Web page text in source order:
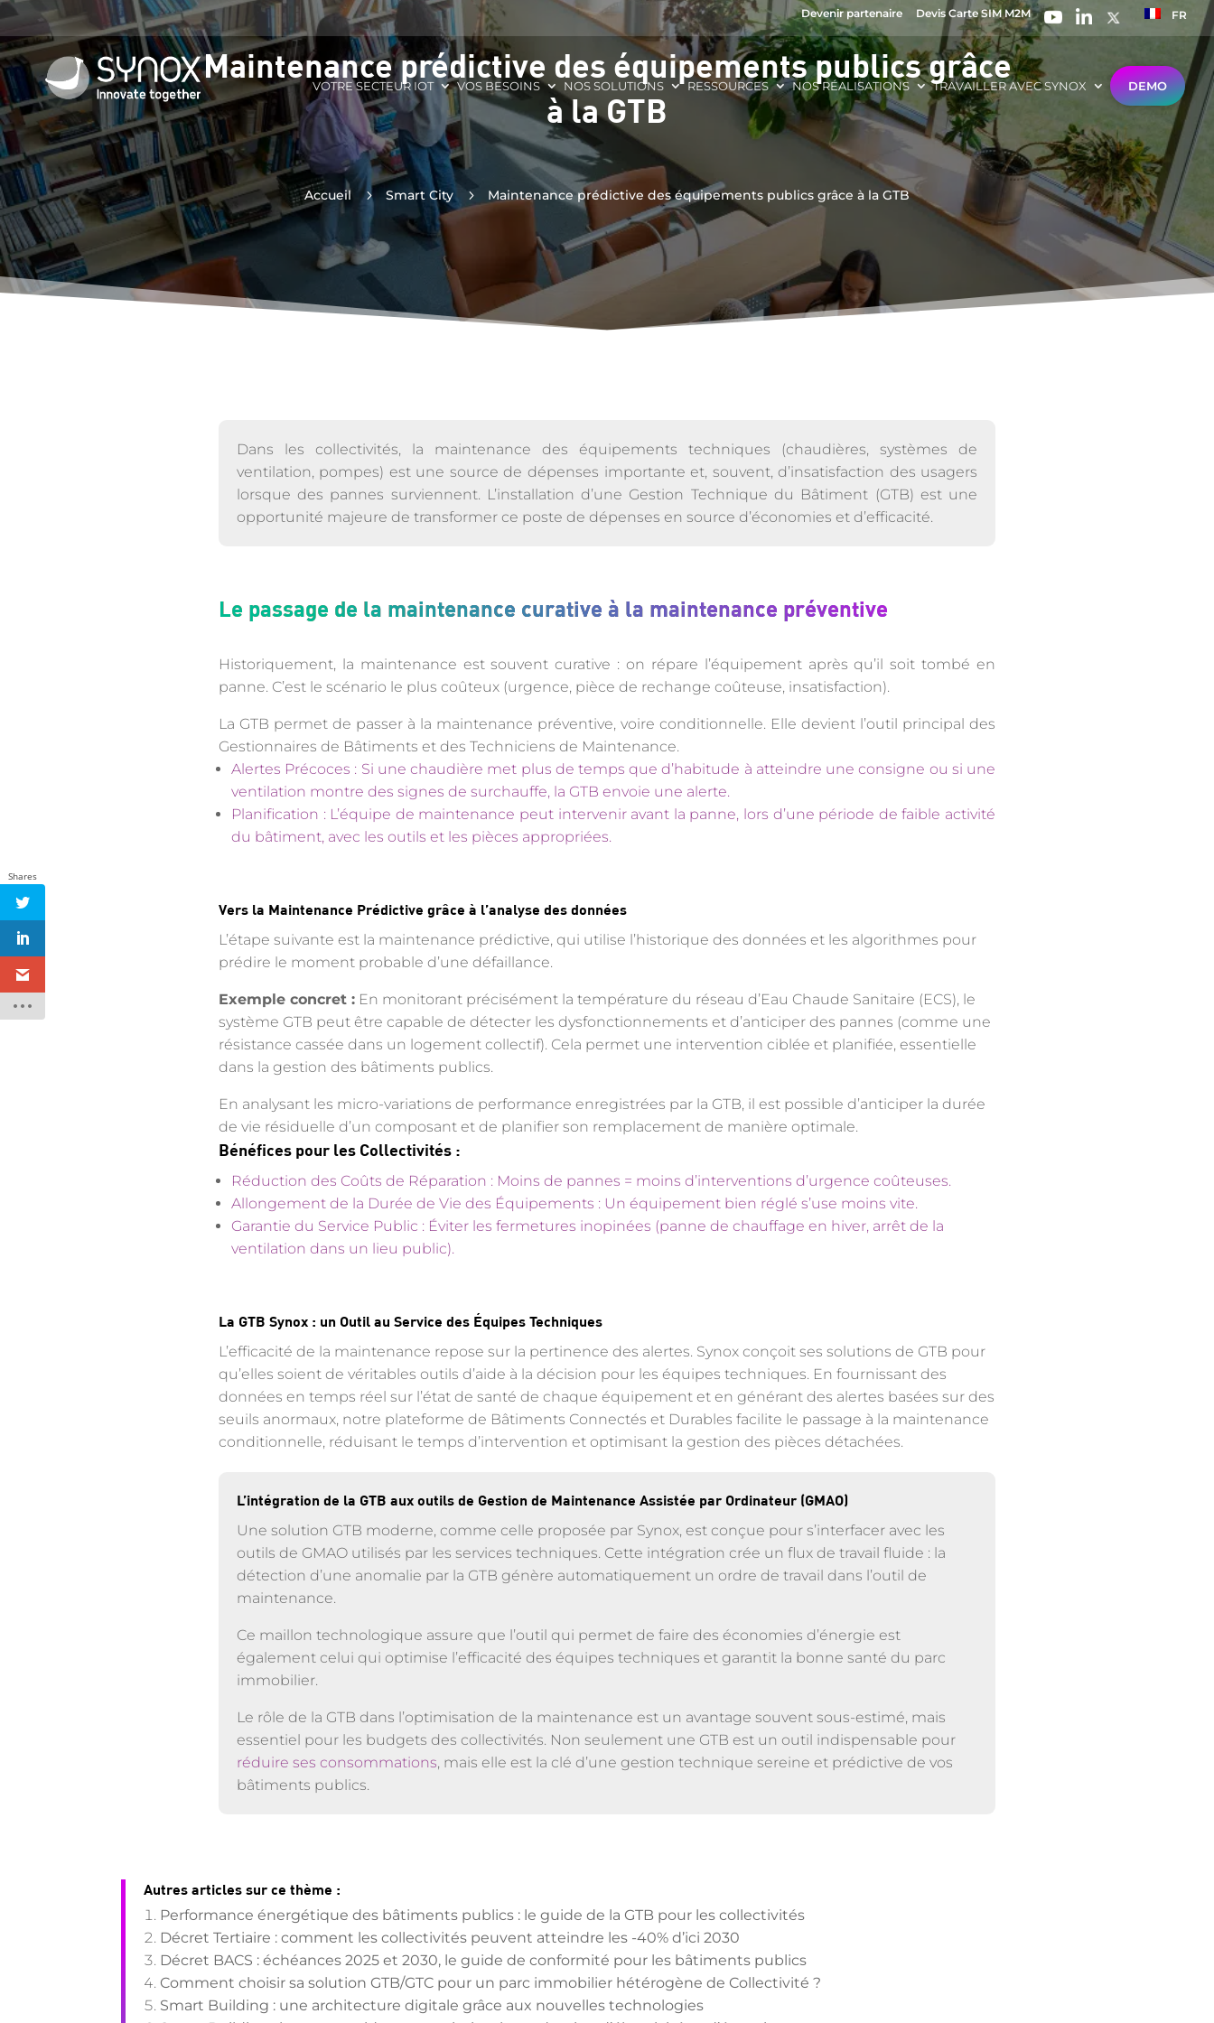
Devenir partenaire Devis Carte SIM M2M FR
VOTRE SECTEUR IOT VOS BESOINS NOS SOLUTIONS RESSOURCES NOS RÉALISATIONS TRAVAILLER AVEC SYNOX DEMO
Maintenance prédictive des équipements publics grâce
à la GTB
Accueil 5 Smart City 5 Maintenance prédictive des équipements publics grâce à la GTB
Dans les collectivités, la maintenance des équipements techniques (chaudières, systèmes de
ventilation, pompes) est une source de dépenses importante et, souvent, d’insatisfaction des usagers
lorsque des pannes surviennent. L’installation d’une Gestion Technique du Bâtiment (GTB) est une
opportunité majeure de transformer ce poste de dépenses en source d’économies et d’efficacité.
Le passage de la maintenance curative à la maintenance préventive
Historiquement, la maintenance est souvent curative : on répare l’équipement après qu’il soit tombé en
panne. C’est le scénario le plus coûteux (urgence, pièce de rechange coûteuse, insatisfaction).
La GTB permet de passer à la maintenance préventive, voire conditionnelle. Elle devient l’outil principal des
Gestionnaires de Bâtiments et des Techniciens de Maintenance.
Alertes Précoces : Si une chaudière met plus de temps que d’habitude à atteindre une consigne ou si une
ventilation montre des signes de surchauffe, la GTB envoie une alerte.
Planification : L’équipe de maintenance peut intervenir avant la panne, lors d’une période de faible activité
du bâtiment, avec les outils et les pièces appropriées.
Vers la Maintenance Prédictive grâce à l’analyse des données
L’étape suivante est la maintenance prédictive, qui utilise l’historique des données et les algorithmes pour
prédire le moment probable d’une défaillance.
Exemple concret :En monitorant précisément la température du réseau d’Eau Chaude Sanitaire (ECS), le
système GTB peut être capable de détecter les dysfonctionnements et d’anticiper des pannes (comme une
résistance cassée dans un logement collectif). Cela permet une intervention ciblée et planifiée, essentielle
dans la gestion des bâtiments publics.
En analysant les micro-variations de performance enregistrées par la GTB, il est possible d’anticiper la durée
de vie résiduelle d’un composant et de planifier son remplacement de manière optimale.
Bénéfices pour les Collectivités :
Réduction des Coûts de Réparation : Moins de pannes = moins d’interventions d’urgence coûteuses.
Allongement de la Durée de Vie des Équipements : Un équipement bien réglé s’use moins vite.
Garantie du Service Public : Éviter les fermetures inopinées (panne de chauffage en hiver, arrêt de la
ventilation dans un lieu public).
La GTB Synox : un Outil au Service des Équipes Techniques
L’efficacité de la maintenance repose sur la pertinence des alertes. Synox conçoit ses solutions de GTB pour
qu’elles soient de véritables outils d’aide à la décision pour les équipes techniques. En fournissant des
données en temps réel sur l’état de santé de chaque équipement et en générant des alertes basées sur des
seuils anormaux, notre plateforme de Bâtiments Connectés et Durables facilite le passage à la maintenance
conditionnelle, réduisant le temps d’intervention et optimisant la gestion des pièces détachées.
L’intégration de la GTB aux outils de Gestion de Maintenance Assistée par Ordinateur (GMAO)
Une solution GTB moderne, comme celle proposée par Synox, est conçue pour s’interfacer avec les
outils de GMAO utilisés par les services techniques. Cette intégration crée un flux de travail fluide : la
détection d’une anomalie par la GTB génère automatiquement un ordre de travail dans l’outil de
maintenance.
Ce maillon technologique assure que l’outil qui permet de faire des économies d’énergie est
également celui qui optimise l’efficacité des équipes techniques et garantit la bonne santé du parc
immobilier.
Le rôle de la GTB dans l’optimisation de la maintenance est un avantage souvent sous-estimé, mais
essentiel pour les budgets des collectivités. Non seulement une GTB est un outil indispensable pour
réduire ses consommations, mais elle est la clé d’une gestion technique sereine et prédictive de vos
bâtiments publics.
Autres articles sur ce thème :
Performance énergétique des bâtiments publics : le guide de la GTB pour les collectivités
Décret Tertiaire : comment les collectivités peuvent atteindre les -40% d’ici 2030
Décret BACS : échéances 2025 et 2030, le guide de conformité pour les bâtiments publics
Comment choisir sa solution GTB/GTC pour un parc immobilier hétérogène de Collectivité ?
Smart Building : une architecture digitale grâce aux nouvelles technologies
Shares